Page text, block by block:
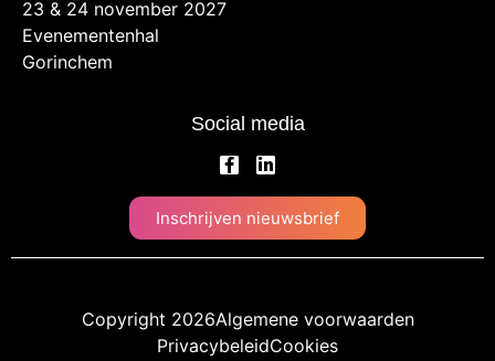
23 & 24 november 2027
Evenementenhal
Gorinchem
Social media
Inschrijven nieuwsbrief
Copyright 2026Algemene voorwaarden
PrivacybeleidCookies